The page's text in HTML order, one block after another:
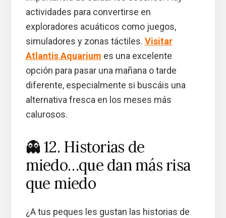
actividades para convertirse en
exploradores acuáticos como juegos,
simuladores y zonas táctiles. Visitar
Atlantis Aquarium es una excelente
opción para pasar una mañana o tarde
diferente, especialmente si buscáis una
alternativa fresca en los meses más
calurosos.
👻 12. Historias de
miedo…que dan más risa
que miedo
¿A tus peques les gustan las historias de